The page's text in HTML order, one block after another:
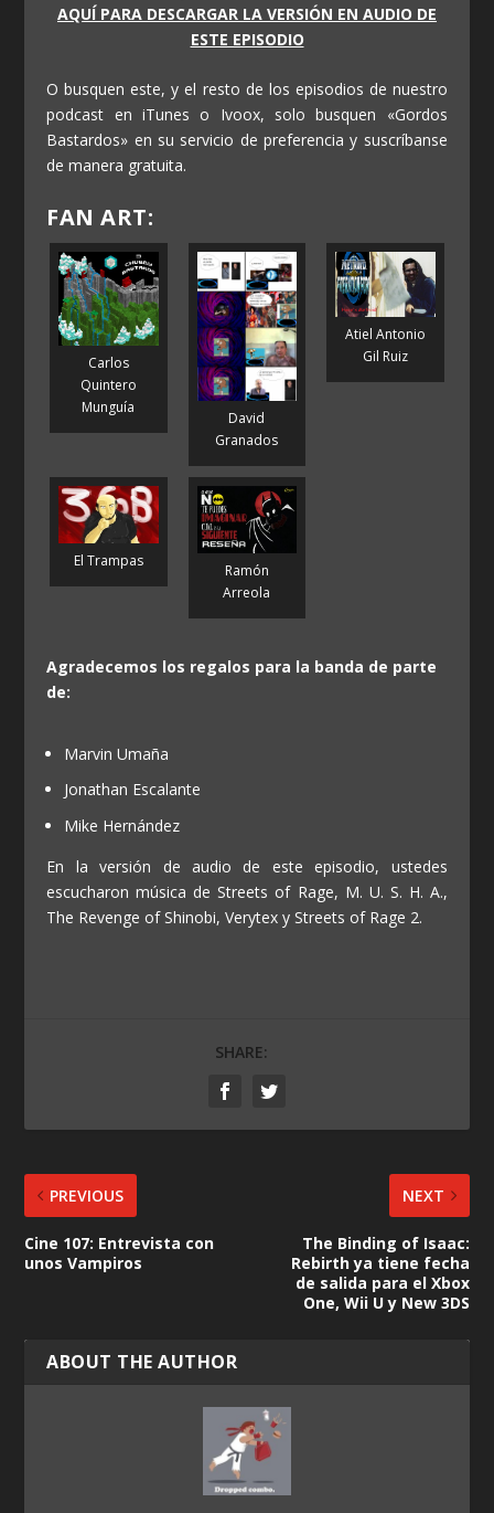
AQUÍ PARA DESCARGAR LA VERSIÓN EN AUDIO DE
ESTE EPISODIO
O busquen este, y el resto de los episodios de nuestro
podcast en iTunes o Ivoox, solo busquen «Gordos
Bastardos» en su servicio de preferencia y suscríbanse
de manera gratuita.
FAN ART:
Carlos
Quintero
Munguía
David
Granados
Atiel Antonio
Gil Ruiz
El Trampas
Ramón
Arreola
Agradecemos los regalos para la banda de parte
de:
Marvin Umaña
Jonathan Escalante
Mike Hernández
En la versión de audio de este episodio, ustedes
escucharon música de Streets of Rage, M. U. S. H. A.,
The Revenge of Shinobi, Verytex y Streets of Rage 2.
SHARE:
PREVIOUS
Cine 107: Entrevista con
unos Vampiros
NEXT
The Binding of Isaac:
Rebirth ya tiene fecha
de salida para el Xbox
One, Wii U y New 3DS
ABOUT THE AUTHOR